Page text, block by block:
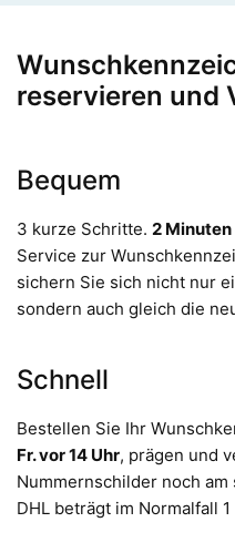
reservieren und
Bequem
3 kurze Schritte. 2
Service zur
sichern Sie sich nicht nur
sondern auch gleich die
Schnell
Bestellen Sie Ihr
Fr. vor 14 Uhr, prägen und
Nummernschilder noch
DHL beträgt im Normalfall